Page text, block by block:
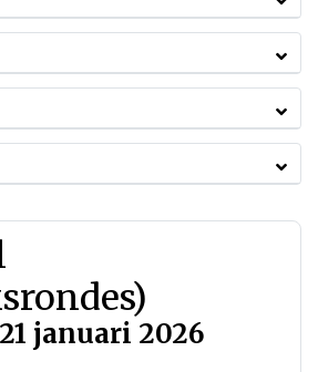
januari 2026